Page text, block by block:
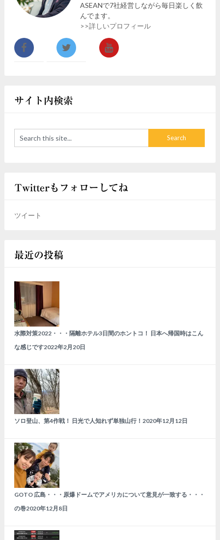
ASEANで7社経営しながら毎日楽しく飲
んでます。
>>詳しいプロフィール
サイト内検索
Twitterもフォローしてね
ツイート
最近の投稿
水際対策2022・・・隔離ホテル3日間のホントコ！ 日本へ帰国時はこん
な感じです2022年2月20日
ソロ登山、第4作戦！ 日光で人知れず単独山行！ 2020年12月12日
GOTO 広島・・・原爆ドームでアメリカについて意見が一致する・・・
の巻2020年12月8日